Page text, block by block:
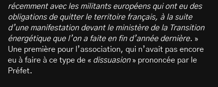
récemment avec les militants européens qui ont eu des
obligations de quitter le territoire français, à la suite
d’une manifestation devant le ministère de la Transition
énergétique que l’on a faite en fin d’année dernière. »
Une première pour l’association, qui n’avait pas encore
eu à faire à ce type de « dissuasion» prononcée par le
Préfet.